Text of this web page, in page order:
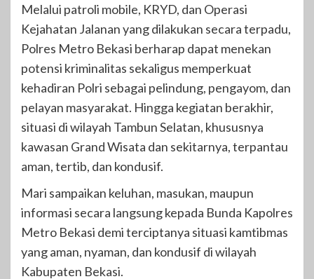
Melalui patroli mobile, KRYD, dan Operasi
Kejahatan Jalanan yang dilakukan secara terpadu,
Polres Metro Bekasi berharap dapat menekan
potensi kriminalitas sekaligus memperkuat
kehadiran Polri sebagai pelindung, pengayom, dan
pelayan masyarakat. Hingga kegiatan berakhir,
situasi di wilayah Tambun Selatan, khususnya
kawasan Grand Wisata dan sekitarnya, terpantau
aman, tertib, dan kondusif.
Mari sampaikan keluhan, masukan, maupun
informasi secara langsung kepada Bunda Kapolres
Metro Bekasi demi terciptanya situasi kamtibmas
yang aman, nyaman, dan kondusif di wilayah
Kabupaten Bekasi.